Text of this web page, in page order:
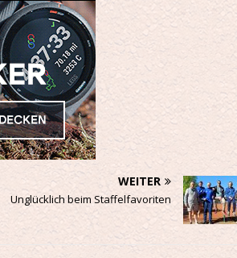
WEITER
Unglücklich beim Staffelfavoriten